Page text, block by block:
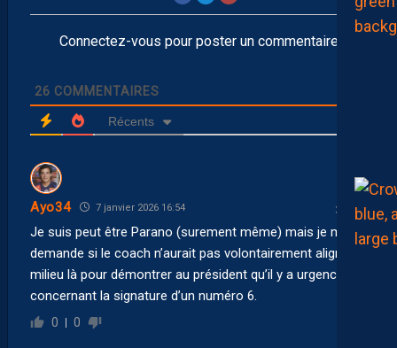
Connectez-vous pour poster un commentaire
26 COMMENTAIRES
Récents
Ayo34 7 janvier 2026 16:54
Je suis peut être Parano (surement même) mais je me
demande si le coach n’aurait pas volontairement aligné ce
milieu là pour démontrer au président qu’il y a urgence
concernant la signature d’un numéro 6.
0 0